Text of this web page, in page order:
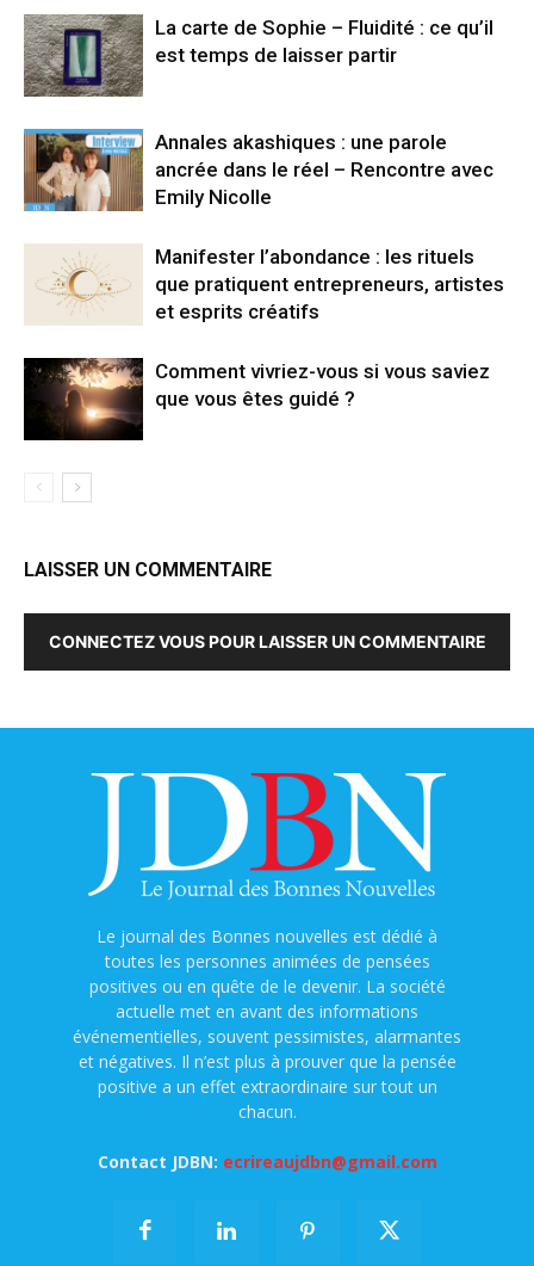
La carte de Sophie – Fluidité : ce qu’il
est temps de laisser partir
Annales akashiques : une parole
ancrée dans le réel – Rencontre avec
Emily Nicolle
Manifester l’abondance : les rituels
que pratiquent entrepreneurs, artistes
et esprits créatifs
Comment vivriez-vous si vous saviez
que vous êtes guidé ?
LAISSER UN COMMENTAIRE
CONNECTEZ VOUS POUR LAISSER UN COMMENTAIRE
Le journal des Bonnes nouvelles est dédié à
toutes les personnes animées de pensées
positives ou en quête de le devenir. La société
actuelle met en avant des informations
événementielles, souvent pessimistes, alarmantes
et négatives. Il n’est plus à prouver que la pensée
positive a un effet extraordinaire sur tout un
chacun.
Contact JDBN: ecrireaujdbn@gmail.com